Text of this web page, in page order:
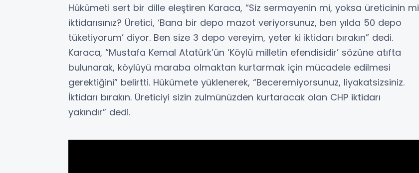
Hükümeti sert bir dille eleştiren Karaca, “Siz sermayenin mi, yoksa üreticinin mi
iktidarısınız? Üretici, ‘Bana bir depo mazot veriyorsunuz, ben yılda 50 depo
tüketiyorum’ diyor. Ben size 3 depo vereyim, yeter ki iktidarı bırakın” dedi.
Karaca, “Mustafa Kemal Atatürk’ün ‘Köylü milletin efendisidir’ sözüne atıfta
bulunarak, köylüyü maraba olmaktan kurtarmak için mücadele edilmesi
gerektiğini” belirtti. Hükümete yüklenerek, “Beceremiyorsunuz, liyakatsizsiniz.
İktidarı bırakın. Üreticiyi sizin zulmünüzden kurtaracak olan CHP iktidarı
yakındır” dedi.